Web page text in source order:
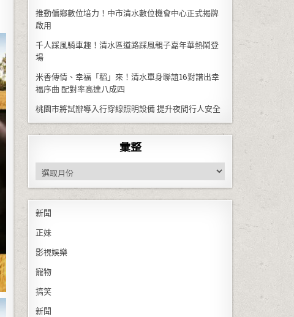
推動偏鄉數位培力！中市清水數位機會中心正式揭牌
啟用
千人踩風騎車趣！清水區道路踩風親子嘉年華熱鬧登
場
米香傳情、幸福「稻」來！清水單身聯誼16對譜出幸
福序曲 配對率高達八成四
桃園市將試辦導入行穿線照明設備 提升夜間行人安全
彙整
彙整
新聞
正妹
影視娛樂
寵物
搞笑
新聞